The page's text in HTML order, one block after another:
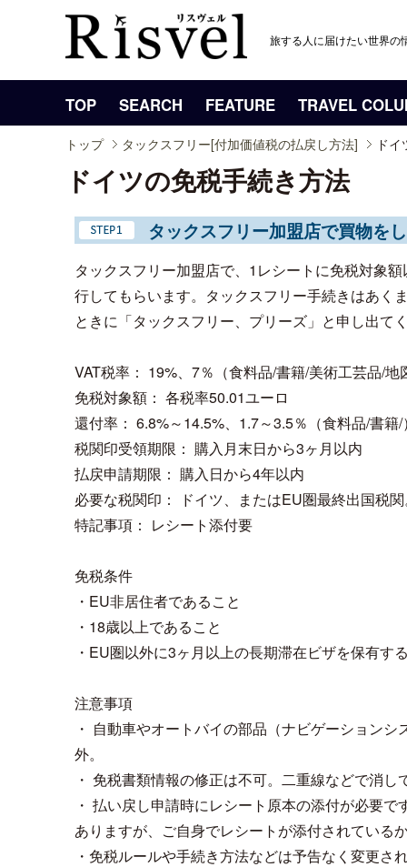
旅する人に届けたい世界の
TOP SEARCH FEATURE TRAVEL
トップ タックスフリー[付加価値税の払戻し方法] ド
ドイツの免税手続き方法
タックスフリー加盟店で買物を
タックスフリー加盟店で、1レシートに免税対象
行してもらいます。タックスフリー手続きはあく
ときに「タックスフリー、プリーズ」と申し出てく
VAT税率： 19%、7％（食料品/書籍/美術工芸品/地
免税対象額： 各税率50.01ユーロ
還付率： 6.8%～14.5%、1.7～3.5％（食料品/書籍/）
税関印受領期限： 購入月末日から3ヶ月以内
払戻申請期限： 購入日から4年以内
必要な税関印： ドイツ、またはEU圏最終出国税
特記事項： レシート添付要
免税条件
・EU非居住者であること
・18歳以上であること
・EU圏以外に3ヶ月以上の長期滞在ビザを保有す
注意事項
・ 自動車やオートバイの部品（ナビゲーション
外。
・ 免税書類情報の修正は不可。二重線などで消
・ 払い戻し申請時にレシート原本の添付が必要
ありますが、ご自身でレシートが添付されている
・免税ルールや手続き方法などは予告なく変更